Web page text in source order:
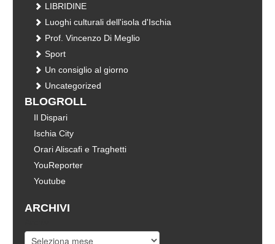
LIBRIDINE
Luoghi culturali dell'isola d'Ischia
Prof. Vincenzo Di Meglio
Sport
Un consiglio al giorno
Uncategorized
BLOGROLL
Il Dispari
Ischia City
Orari Aliscafi e Traghetti
YouReporter
Youtube
ARCHIVI